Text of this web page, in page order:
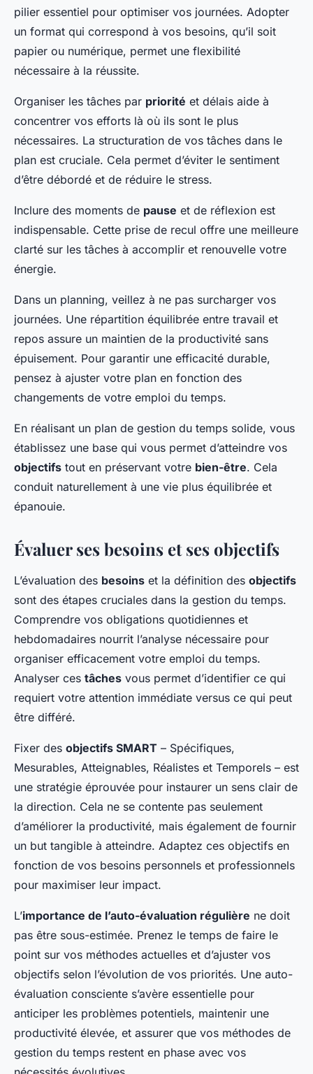
pilier essentiel pour optimiser vos journées. Adopter
un format qui correspond à vos besoins, qu’il soit
papier ou numérique, permet une flexibilité
nécessaire à la réussite.
Organiser les tâches par priorité et délais aide à
concentrer vos efforts là où ils sont le plus
nécessaires. La structuration de vos tâches dans le
plan est cruciale. Cela permet d’éviter le sentiment
d’être débordé et de réduire le stress.
Inclure des moments de pause et de réflexion est
indispensable. Cette prise de recul offre une meilleure
clarté sur les tâches à accomplir et renouvelle votre
énergie.
Dans un planning, veillez à ne pas surcharger vos
journées. Une répartition équilibrée entre travail et
repos assure un maintien de la productivité sans
épuisement. Pour garantir une efficacité durable,
pensez à ajuster votre plan en fonction des
changements de votre emploi du temps.
En réalisant un plan de gestion du temps solide, vous
établissez une base qui vous permet d’atteindre vos
objectifs tout en préservant votre bien-être. Cela
conduit naturellement à une vie plus équilibrée et
épanouie.
Évaluer ses besoins et ses objectifs
L’évaluation des besoins et la définition des objectifs
sont des étapes cruciales dans la gestion du temps.
Comprendre vos obligations quotidiennes et
hebdomadaires nourrit l’analyse nécessaire pour
organiser efficacement votre emploi du temps.
Analyser ces tâches vous permet d’identifier ce qui
requiert votre attention immédiate versus ce qui peut
être différé.
Fixer des objectifs SMART – Spécifiques,
Mesurables, Atteignables, Réalistes et Temporels – est
une stratégie éprouvée pour instaurer un sens clair de
la direction. Cela ne se contente pas seulement
d’améliorer la productivité, mais également de fournir
un but tangible à atteindre. Adaptez ces objectifs en
fonction de vos besoins personnels et professionnels
pour maximiser leur impact.
L’importance de l’auto-évaluation régulière ne doit
pas être sous-estimée. Prenez le temps de faire le
point sur vos méthodes actuelles et d’ajuster vos
objectifs selon l’évolution de vos priorités. Une auto-
évaluation consciente s’avère essentielle pour
anticiper les problèmes potentiels, maintenir une
productivité élevée, et assurer que vos méthodes de
gestion du temps restent en phase avec vos